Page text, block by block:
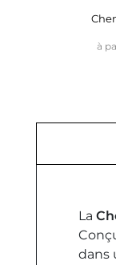
à
La
dans